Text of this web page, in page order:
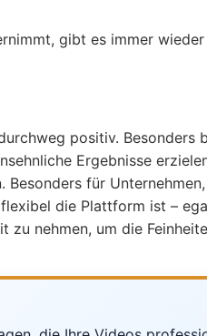
gibt es immer
positiv.
Ergebnisse
für
die Plattform ist –
nehmen, um die